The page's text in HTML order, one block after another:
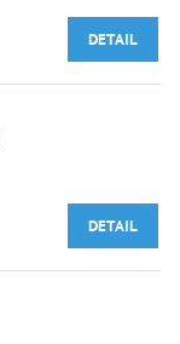
DETAIL
DETAIL